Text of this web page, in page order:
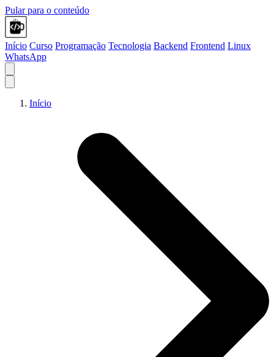
Pular para o conteúdo
Início Curso Programação Tecnologia Backend Frontend Linux
WhatsApp
Início